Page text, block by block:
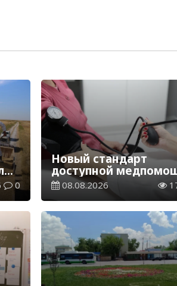
0
Новый стандарт
доступной
более 1 млн
казахстанцев
телемедицинские
услуги
08.08.2026